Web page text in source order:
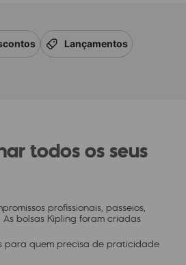
Lançamentos
todos os seus
profissionais, passeios,
bolsas Kipling foram criadas
para quem precisa de praticidade